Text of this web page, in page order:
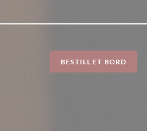
BESTILL ET BORD